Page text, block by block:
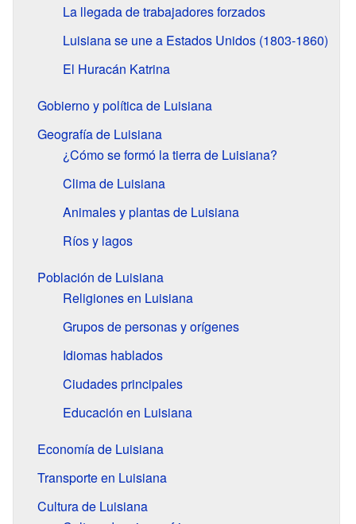
La llegada de trabajadores forzados
Luisiana se une a Estados Unidos (1803-1860)
El Huracán Katrina
Gobierno y política de Luisiana
Geografía de Luisiana
¿Cómo se formó la tierra de Luisiana?
Clima de Luisiana
Animales y plantas de Luisiana
Ríos y lagos
Población de Luisiana
Religiones en Luisiana
Grupos de personas y orígenes
Idiomas hablados
Ciudades principales
Educación en Luisiana
Economía de Luisiana
Transporte en Luisiana
Cultura de Luisiana